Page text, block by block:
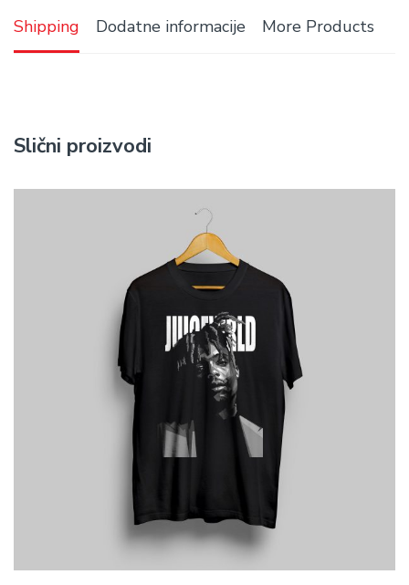
Shipping Dodatne informacije More Products
Slični proizvodi